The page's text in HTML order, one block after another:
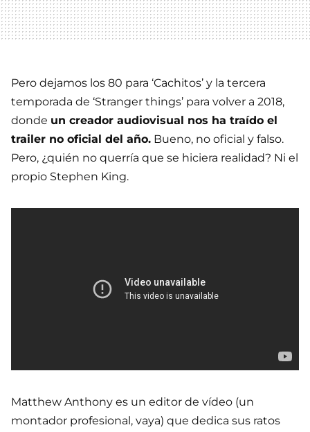
Pero dejamos los 80 para ‘Cachitos’ y la tercera
temporada de ‘Stranger things’ para volver a 2018,
donde un creador audiovisual nos ha traído el
trailer no oficial del año. Bueno, no oficial y falso.
Pero, ¿quién no querría que se hiciera realidad? Ni el
propio Stephen King.
Matthew Anthony es un editor de vídeo (un
montador profesional, vaya) que dedica sus ratos